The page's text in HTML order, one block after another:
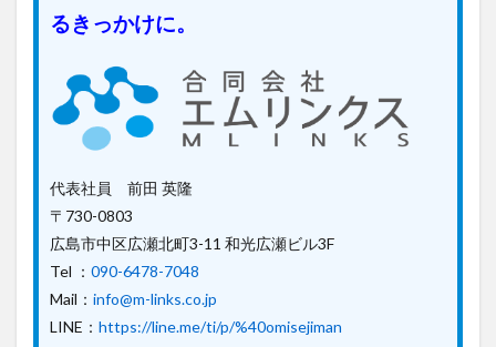
るきっかけに。
代表社員 前田 英隆
〒730-0803
広島市中区広瀬北町3-11 和光広瀬ビル3F
Tel ： 090-6478-7048
Mail： info@m-links.co.jp
LINE： https://line.me/ti/p/%40omisejiman